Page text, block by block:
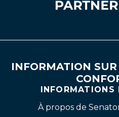
INFORMATION
INFORMATIONS
À propos de